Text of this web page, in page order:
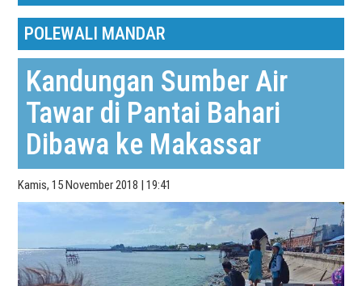
POLEWALI MANDAR
Kandungan Sumber Air
Tawar di Pantai Bahari
Dibawa ke Makassar
Kamis, 15 November 2018 | 19:41